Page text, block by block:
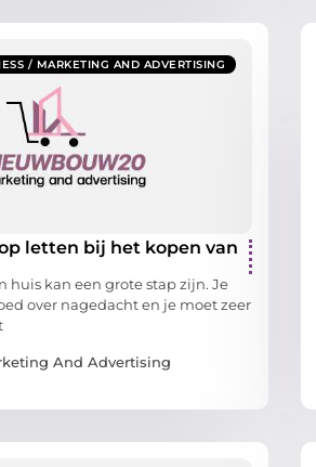
/ MARKETING AND ADVERTISING
letten bij het kopen van
huis kan een grote stap zijn. Je
over nagedacht en je moet zeer
And Advertising